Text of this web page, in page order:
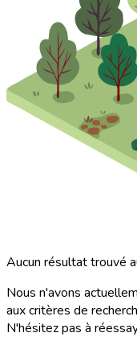
Aucun résultat trouvé
Nous n'avons
aux critères de
N'hésitez pas à